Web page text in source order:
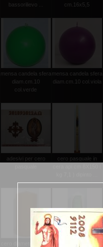
bassorilievo ...
cm.16x5,5
mensa candela sfera
diam.cm.10
col.verde
mensa candela sfera
diam.cm.10 col.viola
adesivi per cero
cero pasquale in
cero diametro cm.10
cero decoro